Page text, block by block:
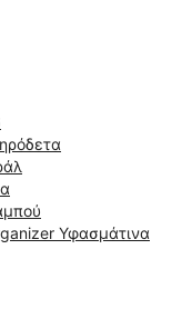
Υφασμάτινα